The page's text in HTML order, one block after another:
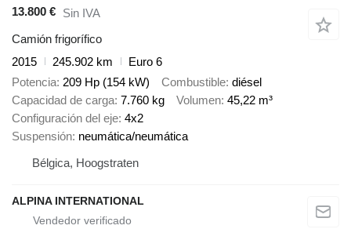
13.800 € Sin IVA
Camión frigorífico
2015
245.902 km
Euro 6
Potencia 209 Hp (154 kW) Combustible diésel
Capacidad de carga 7.760 kg Volumen 45,22 m³
Configuración del eje 4x2
Suspensión neumática/neumática
Bélgica, Hoogstraten
ALPINA INTERNATIONAL